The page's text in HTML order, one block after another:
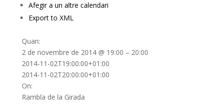
Afegir a un altre calendari
Export to XML
Quan:
2 de novembre de 2014 @ 19:00 – 20:00
2014-11-02T19:00:00+01:00
2014-11-02T20:00:00+01:00
On:
Rambla de la Girada